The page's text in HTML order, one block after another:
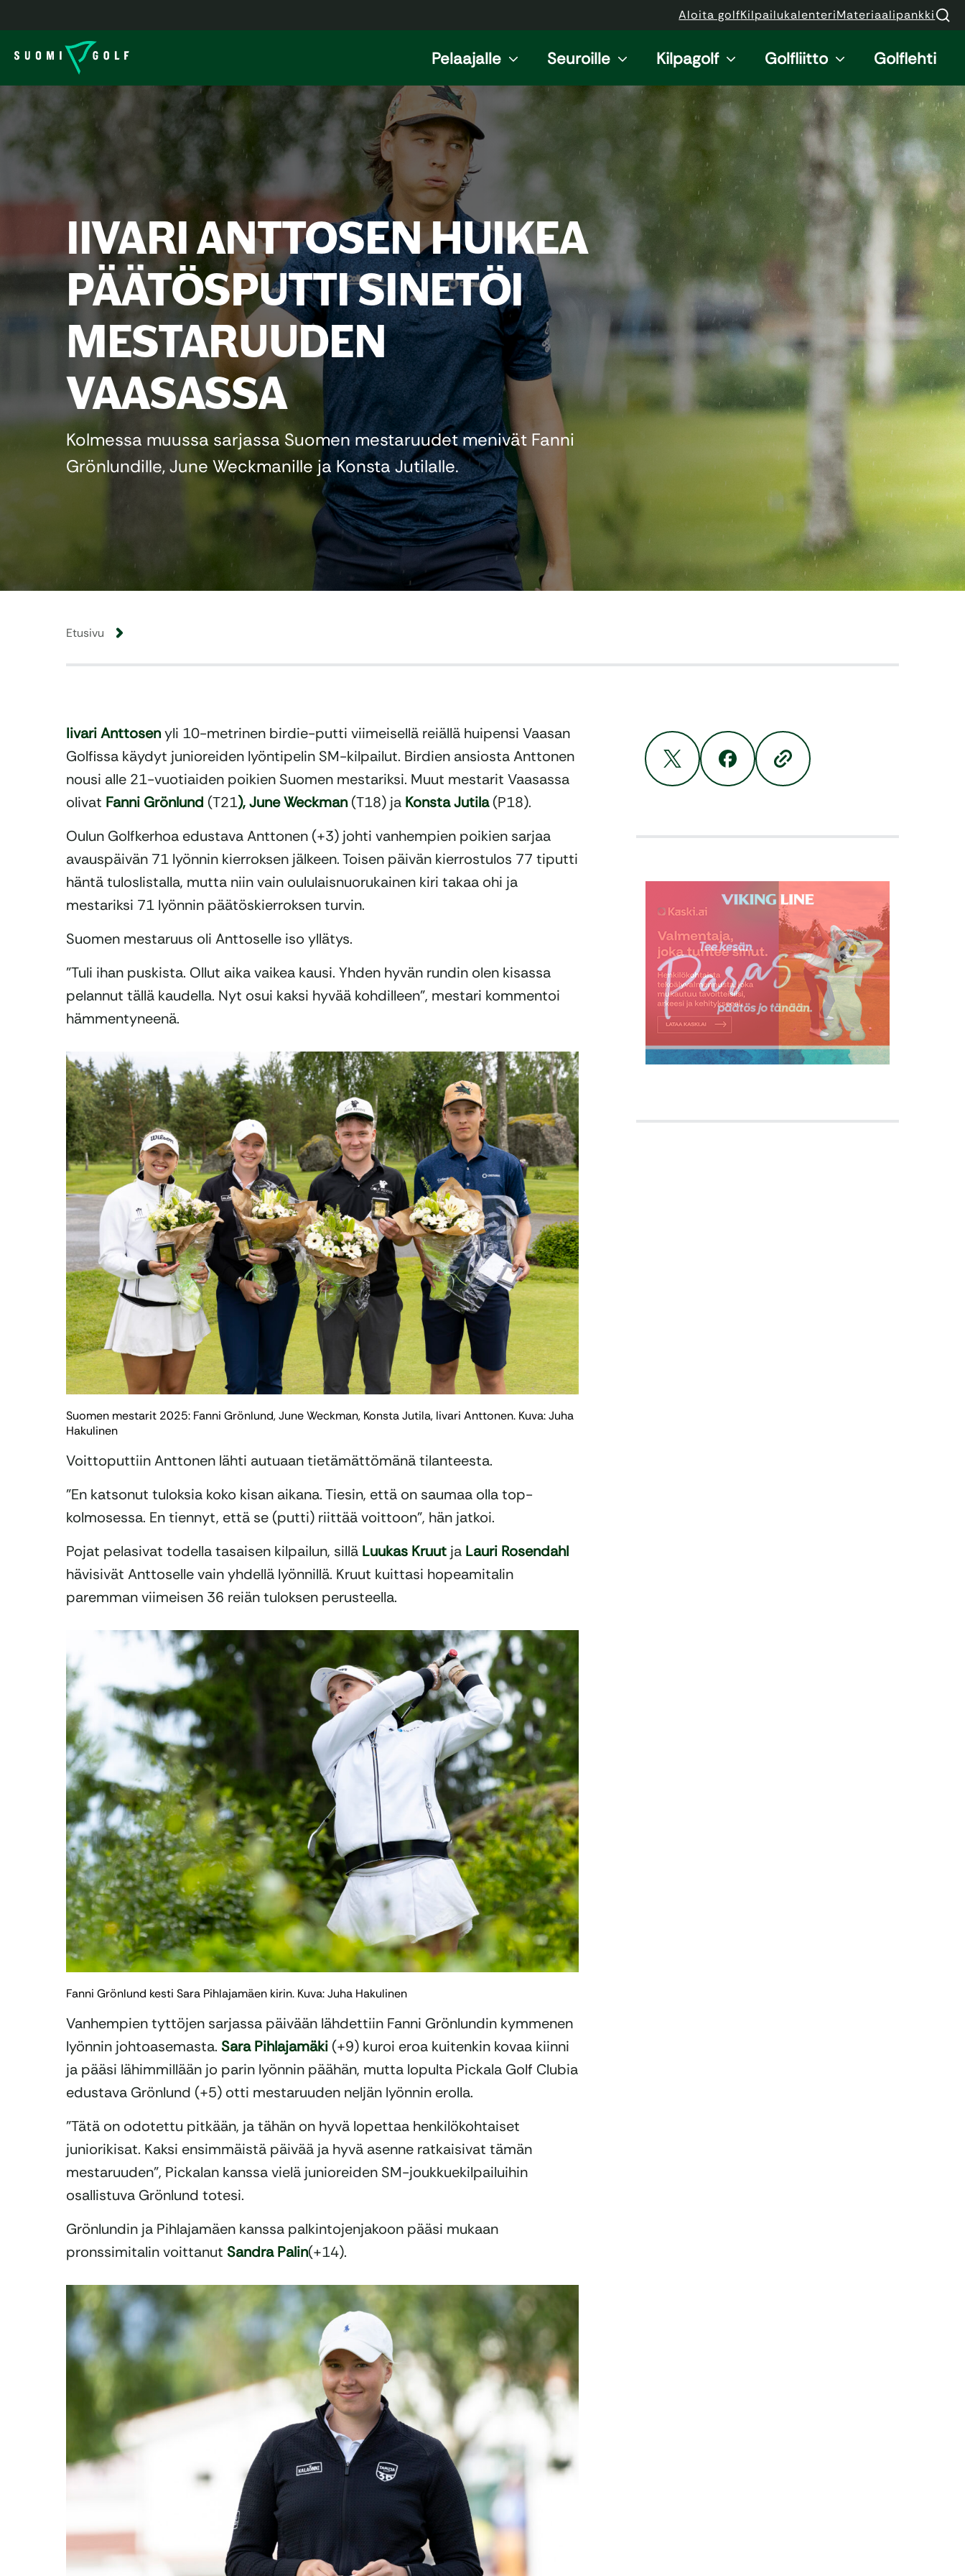
Aloita golfKilpailukalenteriMateriaalipankki
Pelaajalle Seuroille Kilpagolf Golfliitto Golflehti
IIVARI ANTTOSEN HUIKEA
PÄÄTÖSPUTTI SINETÖI
MESTARUUDEN
VAASASSA
Kolmessa muussa sarjassa Suomen mestaruudet menivät Fanni
Grönlundille, June Weckmanille ja Konsta Jutilalle.
Etusivu
Iivari Anttosenyli 10-metrinen birdie-putti viimeisellä reiällä huipensi Vaasan
Golfissa käydyt junioreiden lyöntipelin SM-kilpailut. Birdien ansiosta Anttonen
nousi alle 21-vuotiaiden poikien Suomen mestariksi. Muut mestarit Vaasassa
olivat Fanni Grönlund (T21), June Weckman(T18) ja Konsta Jutila(P18).
Oulun Golfkerhoa edustava Anttonen (+3) johti vanhempien poikien sarjaa
avauspäivän 71 lyönnin kierroksen jälkeen. Toisen päivän kierrostulos 77 tiputti
häntä tuloslistalla, mutta niin vain oululaisnuorukainen kiri takaa ohi ja
mestariksi 71 lyönnin päätöskierroksen turvin.
Suomen mestaruus oli Anttoselle iso yllätys.
”Tuli ihan puskista. Ollut aika vaikea kausi. Yhden hyvän rundin olen kisassa
pelannut tällä kaudella. Nyt osui kaksi hyvää kohdilleen”, mestari kommentoi
hämmentyneenä.
Suomen mestarit 2025: Fanni Grönlund, June Weckman, Konsta Jutila, Iivari Anttonen. Kuva: Juha
Hakulinen
Voittoputtiin Anttonen lähti autuaan tietämättömänä tilanteesta.
”En katsonut tuloksia koko kisan aikana. Tiesin, että on saumaa olla top-
kolmosessa. En tiennyt, että se (putti) riittää voittoon”, hän jatkoi.
Pojat pelasivat todella tasaisen kilpailun, sillä Luukas Kruut ja Lauri Rosendahl
hävisivät Anttoselle vain yhdellä lyönnillä. Kruut kuittasi hopeamitalin
paremman viimeisen 36 reiän tuloksen perusteella.
Fanni Grönlund kesti Sara Pihlajamäen kirin. Kuva: Juha Hakulinen
Vanhempien tyttöjen sarjassa päivään lähdettiin Fanni Grönlundin kymmenen
lyönnin johtoasemasta. Sara Pihlajamäki (+9) kuroi eroa kuitenkin kovaa kiinni
ja pääsi lähimmillään jo parin lyönnin päähän, mutta lopulta Pickala Golf Clubia
edustava Grönlund (+5) otti mestaruuden neljän lyönnin erolla.
”Tätä on odotettu pitkään, ja tähän on hyvä lopettaa henkilökohtaiset
juniorikisat. Kaksi ensimmäistä päivää ja hyvä asenne ratkaisivat tämän
mestaruuden”, Pickalan kanssa vielä junioreiden SM-joukkuekilpailuihin
osallistuva Grönlund totesi.
Grönlundin ja Pihlajamäen kanssa palkintojenjakoon pääsi mukaan
pronssimitalin voittanut Sandra Palin(+14).